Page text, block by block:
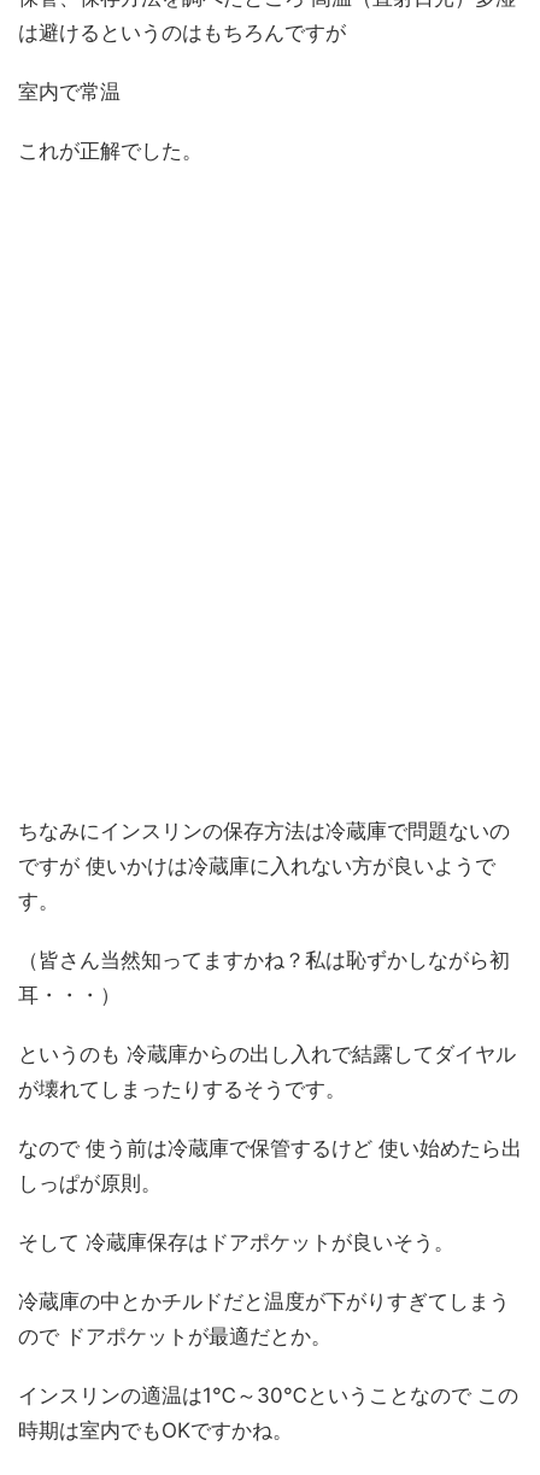
は避けるというのはもちろんですが
室内で常温
これが正解でした。
ちなみにインスリンの保存方法は冷蔵庫で問題ないの
ですが 使いかけは冷蔵庫に入れない方が良いようで
す。
（皆さん当然知ってますかね？私は恥ずかしながら初
耳・・・）
というのも 冷蔵庫からの出し入れで結露してダイヤル
が壊れてしまったりするそうです。
なので 使う前は冷蔵庫で保管するけど 使い始めたら出
しっぱが原則。
そして 冷蔵庫保存はドアポケットが良いそう。
冷蔵庫の中とかチルドだと温度が下がりすぎてしまう
ので ドアポケットが最適だとか。
インスリンの適温は1℃～30℃ということなので この
時期は室内でもOKですかね。